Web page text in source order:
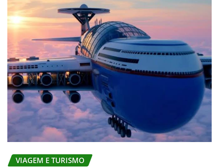
VIAGEM E TURISMO